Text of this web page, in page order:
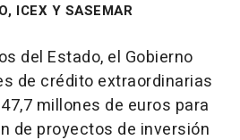
ICEX Y SASEMAR
del Estado, el Gobierno
de crédito extraordinarias
millones de euros para
de proyectos de inversión